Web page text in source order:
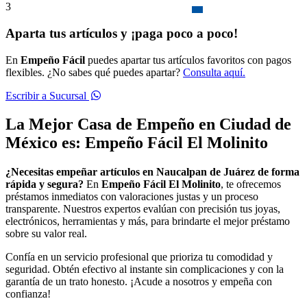
3
Aparta tus artículos y ¡paga poco a poco!
En Empeño Fácil puedes apartar tus artículos favoritos con pagos
flexibles. ¿No sabes qué puedes apartar? Consulta aquí.
Escribir a Sucursal
La Mejor Casa de Empeño en Ciudad de
México es: Empeño Fácil El Molinito
¿Necesitas empeñar artículos en Naucalpan de Juárez de forma
rápida y segura? En Empeño Fácil El Molinito, te ofrecemos
préstamos inmediatos con valoraciones justas y un proceso
transparente. Nuestros expertos evalúan con precisión tus joyas,
electrónicos, herramientas y más, para brindarte el mejor préstamo
sobre su valor real.
Confía en un servicio profesional que prioriza tu comodidad y
seguridad. Obtén efectivo al instante sin complicaciones y con la
garantía de un trato honesto. ¡Acude a nosotros y empeña con
confianza!